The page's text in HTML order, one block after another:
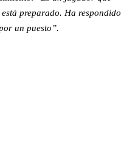
preparado. Ha respondido
un puesto”.